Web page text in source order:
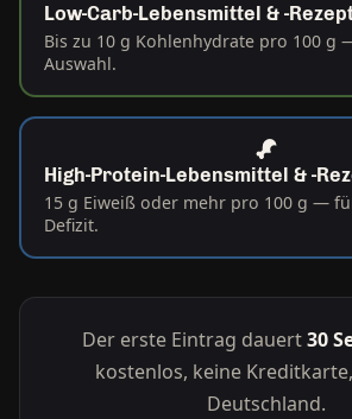
Low-Carb-Lebensmittel & -
Bis zu 10 g Kohlenhydrate pro 100 g
Auswahl.
High-Protein-Lebensmittel & -
15 g Eiweiß oder mehr pro 100 g —
Defizit.
Der erste Eintrag dauert30
kostenlos, keine
Deutschland.